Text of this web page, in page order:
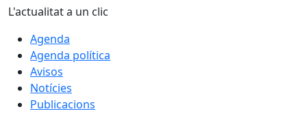
L'actualitat a un clic
Agenda
Agenda política
Avisos
Notícies
Publicacions